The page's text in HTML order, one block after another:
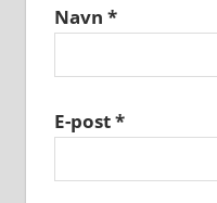
Navn *
E-post*